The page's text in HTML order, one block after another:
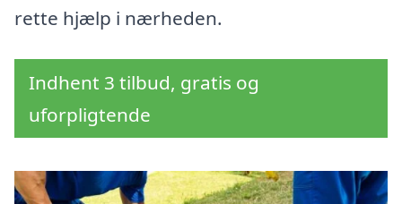
rette hjælp i nærheden.
Indhent 3 tilbud, gratis og
uforpligtende